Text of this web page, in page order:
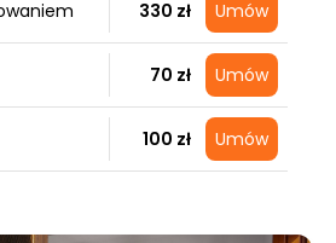
330 zł Umów
70 zł Umów
100 zł Umów